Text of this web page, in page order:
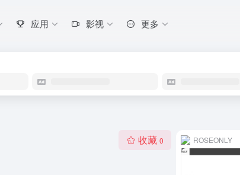
应用 影视 更多
收藏 0 ROSEONLY